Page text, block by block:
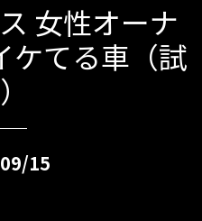
女性オーナ
ケてる車（試
15